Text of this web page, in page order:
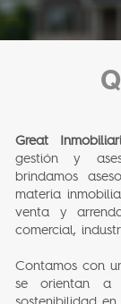
Great
gestión y
brindamos
materia
venta y
comercial,
Contamos con
se orientan a